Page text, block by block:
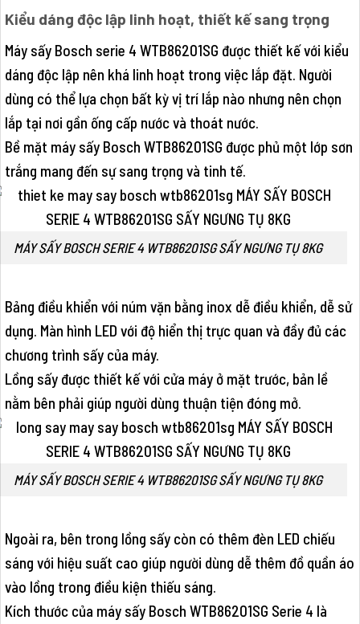
Kiểu dáng độc lập linh hoạt, thiết kế sang trọng
Máy sấy Bosch serie 4 WTB86201SG được thiết kế với kiểu
dáng độc lập nên khá linh hoạt trong việc lắp đặt. Người
dùng có thể lựa chọn bất kỳ vị trí lắp nào nhưng nên chọn
lắp tại nơi gần ống cấp nước và thoát nước.
Bề mặt máy sấy Bosch WTB86201SG được phủ một lớp sơn
trắng mang đến sự sang trọng và tinh tế.
MÁY SẤY BOSCH SERIE 4 WTB86201SG SẤY NGƯNG TỤ 8KG
Bảng điều khiển với núm vặn bằng inox dễ điều khiển, dễ sử
dụng. Màn hình LED với độ hiển thị trực quan và đầy đủ các
chương trình sấy của máy.
Lồng sấy được thiết kế với cửa máy ở mặt trước, bản lề
nằm bên phải giúp người dùng thuận tiện đóng mở.
MÁY SẤY BOSCH SERIE 4 WTB86201SG SẤY NGƯNG TỤ 8KG
Ngoài ra, bên trong lồng sấy còn có thêm đèn LED chiếu
sáng với hiệu suất cao giúp người dùng dễ thêm đồ quần áo
vào lồng trong điều kiện thiếu sáng.
Kích thước của máy sấy Bosch WTB86201SG Serie 4 là